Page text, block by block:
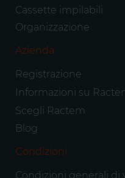
Cassette impilabili
Organizzazione
Azienda
Registrazione
Informazioni su
Scegli Ractem
Blog
Condizioni
Condizioni generali di